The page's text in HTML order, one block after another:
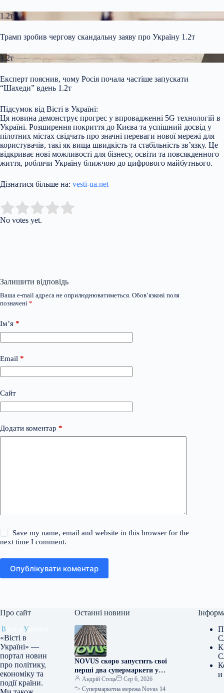
1.2т
Трамп зробив чергову скандальну заяву про Україну 1.2т
1.2т
Експерт пояснив, чому Росія почала частіше запускати
“Шахеди” вдень 1.2т
Підсумок від Вісті в Україні:
Ця новина демонструє прогрес у впровадженні 5G технологій в
Україні. Розширення покриття до Києва та успішний досвід у
пілотних містах свідчать про значні переваги нової мережі для
користувачів, такі як вища швидкість та стабільність зв’язку. Це
відкриває нові можливості для бізнесу, освіти та повсякденного
життя, роблячи Україну ближчою до цифрового майбутнього.
Дізнатися більше на: vesti-ua.net
Rate this item:
No votes yet.
Залишити відповідь
Ваша e-mail адреса не оприлюднюватиметься. Обов’язкові поля
позначені *
Ім’я *
Email *
Сайт
Додати коментар *
Save my name, email and website in this browser for the
next time I comment.
Опублікувати коментар
Про сайт
«Вісті в
Україні» —
портал новин
про політику,
економіку та
події країни.
Останні новини
NOVUS скоро запустить свої
перші два супермаркети у
Львові
Андрій Стець
Сер 6, 2026
“> Супермаркетна мережа Novus 14
и